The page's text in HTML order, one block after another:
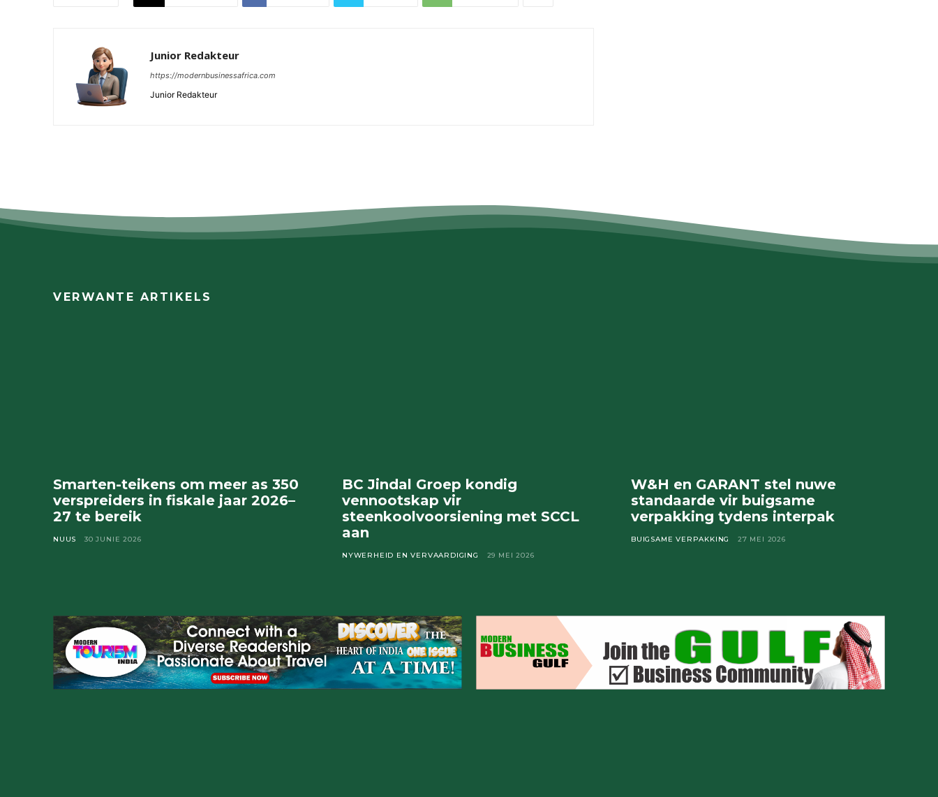
Junior Redakteur
https://modernbusinessafrica.com
Junior Redakteur
VERWANTE ARTIKELS
Smarten-teikens om meer as 350
verspreiders in fiskale jaar 2026–
27 te bereik
NUUS 30 JUNIE 2026
BC Jindal Groep kondig
vennootskap vir
steenkoolvoorsiening met SCCL
aan
NYWERHEID EN VERVAARDIGING 29 MEI 2026
W&H en GARANT stel nuwe
standaarde vir buigsame
verpakking tydens interpak
BUIGSAME VERPAKKING 27 MEI 2026